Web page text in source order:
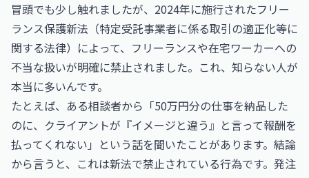
冒頭でも少し触れましたが、2024年に施行されたフリー
ランス保護新法（特定受託事業者に係る取引の適正化等に
関する法律）によって、フリーランスや在宅ワーカーへの
不当な扱いが明確に禁止されました。これ、知らない人が
本当に多いんです。
たとえば、ある相談者から「50万円分の仕事を納品した
のに、クライアントが『イメージと違う』と言って報酬を
払ってくれない」という話を聞いたことがあります。結論
から言うと、これは新法で禁止されている行為です。発注